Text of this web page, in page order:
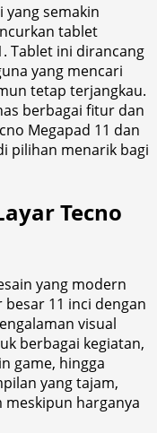
semakin
tablet
Tablet ini dirancang
yang mencari
tetap terjangkau.
berbagai fitur dan
Megapad 11 dan
pilihan menarik bagi
Tecno
yang modern
11 inci dengan
visual
berbagai kegiatan,
game, hingga
yang tajam,
harganya